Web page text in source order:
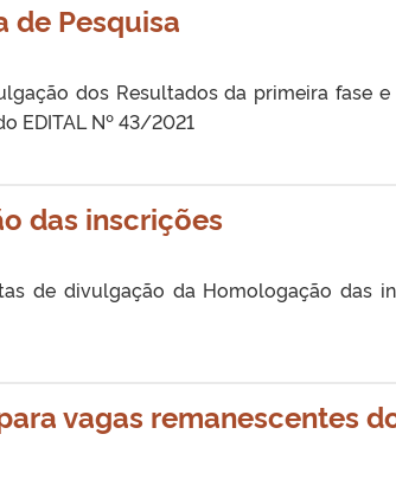
de Pesquisa
dos Resultados da primeira fase
EDITAL Nº 43/2021
das inscrições
de divulgação da Homologação das
vagas remanescentes